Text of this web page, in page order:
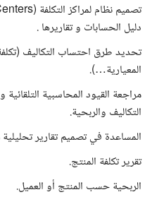
دليل الحسابات و تقاريرها .
تحديد طرق احتساب التكاليف (تكلفة
المعيارية…).
مراجعة القيود المحاسبية
التكاليف والربحية.
المساعدة في تصميم تقارير
تقرير تكلفة المنتج.
الربحية حسب المنتج أو العميل.